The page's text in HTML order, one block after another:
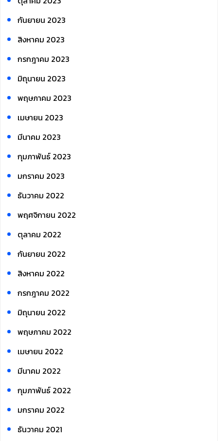
กันยายน 2023
สิงหาคม 2023
กรกฎาคม 2023
มิถุนายน 2023
พฤษภาคม 2023
เมษายน 2023
มีนาคม 2023
กุมภาพันธ์ 2023
มกราคม 2023
ธันวาคม 2022
พฤศจิกายน 2022
ตุลาคม 2022
กันยายน 2022
สิงหาคม 2022
กรกฎาคม 2022
มิถุนายน 2022
พฤษภาคม 2022
เมษายน 2022
มีนาคม 2022
กุมภาพันธ์ 2022
มกราคม 2022
ธันวาคม 2021